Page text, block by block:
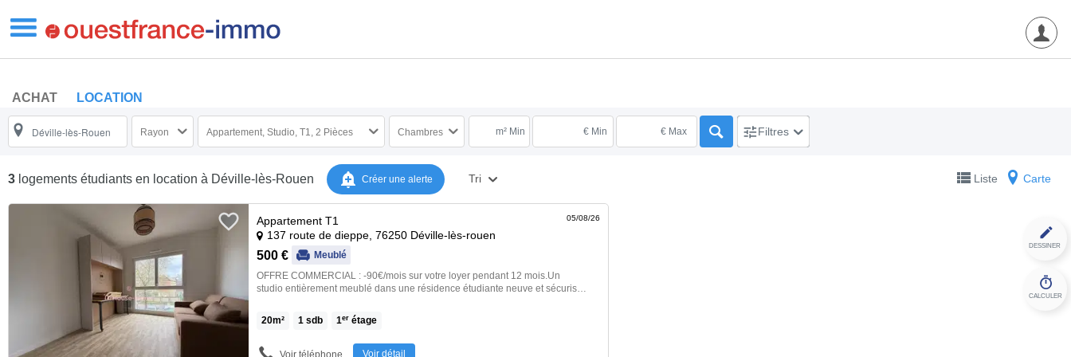
ACHAT LOCATION
Rayon Appartement, Studio, T1, 2 Pièces Chambres m² Min € Min € Max Filtres
Créer une alerte
3 logements étudiants en location à Déville-lès-Rouen Tri Liste Carte
DESSINER
CALCULER
500 € Meublé
Appartement T1
137 route de dieppe, 76250 Déville-lès-rouen
OFFRE COMMERCIAL : -90€/mois sur votre loyer pendant 12 mois.Un
studio entièrement meublé dans une résidence étudiante neuve et sécurisé,
avec placard - pièce principale - cuisine aménagée et équipée - salle de
douches avec WC. A proximité des transports en communs et des
loyer : wifi, l'eau chaude, abonnement canal +, laverie, salle de sport, salle
20m² 1 sdb 1erétage
05/08/26
Voir téléphone Voir détail